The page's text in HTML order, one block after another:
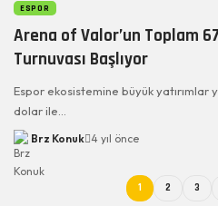
ESPOR
Arena of Valor’un Toplam
Turnuvası Başlıyor
Espor ekosistemine büyük yatırımlar
dolar ile…
Brz Konuk 4 yıl önce
1 2 3